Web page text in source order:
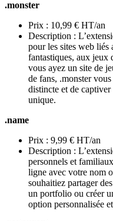
.monster
Prix : 10,99 € HT/an
Description :
pour les sites web liés
fantastiques, aux jeux
vous ayez un site de
de fans, .monster
distincte et de
unique.
.name
Prix : 9,99 € HT/an
Description :
personnels et
ligne avec votre nom
souhaitiez partager
un portfolio ou créer
option personnalisée